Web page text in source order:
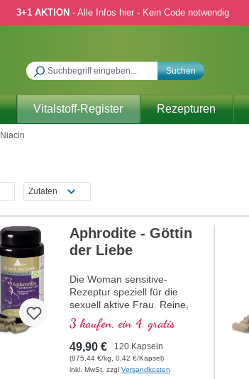
3+1 AKTION - Alle Infos hier - Kein Code notwendig
Suchen
Vitalstoff-Register Rezepturen
Niacin
Zutaten
Aphrodite - Göttin
der Liebe
Die Woman sensitive-
Rezeptur speziell für die
sexuell aktive Frau. Reine,
aufeinander abgestimmte
Naturstoffe zur Unterstützung
der Weiblichkeit.
3 kaufen, ein 4. gratis
49,90 € 120 Kapseln
(875,44 €/kg, 0,42 €/Kapsel)
inkl. MwSt. zzgl Versandkosten